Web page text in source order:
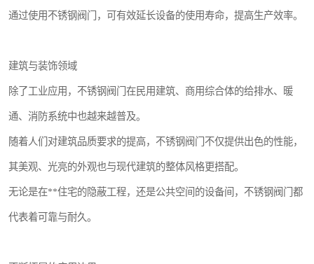
通过使用不锈钢阀门，可有效延长设备的使用寿命，提高生产效率。
建筑与装饰领域
除了工业应用，不锈钢阀门在民用建筑、商用综合体的给排水、暖
通、消防系统中也越来越普及。
随着人们对建筑品质要求的提高，不锈钢阀门不仅提供出色的性能，
其美观、光亮的外观也与现代建筑的整体风格更搭配。
无论是在**住宅的隐蔽工程，还是公共空间的设备间，不锈钢阀门都
代表着可靠与耐久。